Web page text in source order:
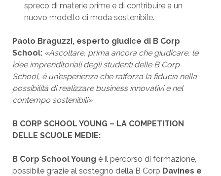
spreco di materie prime e di contribuire a un
nuovo modello di moda sostenibile.
Paolo Braguzzi, esperto giudice di B Corp
School: «Ascoltare, prima ancora che giudicare, le
idee imprenditoriali degli studenti delle B Corp
School, è un’esperienza che rafforza la fiducia nella
possibilità di realizzare business innovativi e nel
contempo sostenibili».
B CORP SCHOOL YOUNG – LA COMPETITION
DELLE SCUOLE MEDIE:
B Corp School Young è il percorso di formazione,
possibile grazie al sostegno della B Corp Davines e